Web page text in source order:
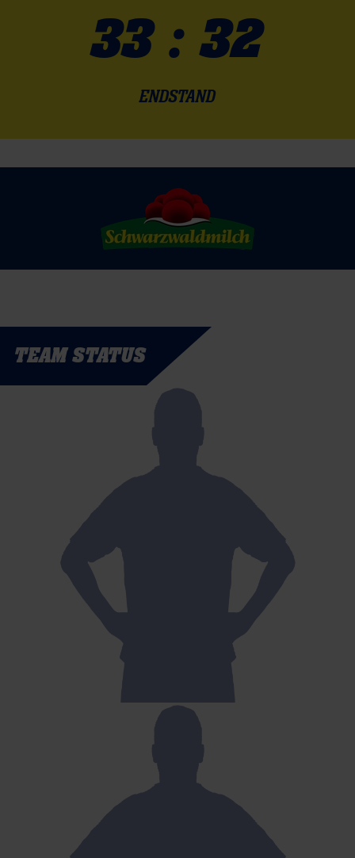
33 : 32
ENDSTAND
TEAM STATUS